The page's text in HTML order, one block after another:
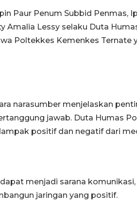
Paur Penum Subbid Penmas,
Amalia Lessy selaku Duta
Poltekkes Kemenkes Ternate
narasumber menjelaskan
jawab. Duta Humas
positif dan negatif dari
menjadi sarana
jaringan yang positif.